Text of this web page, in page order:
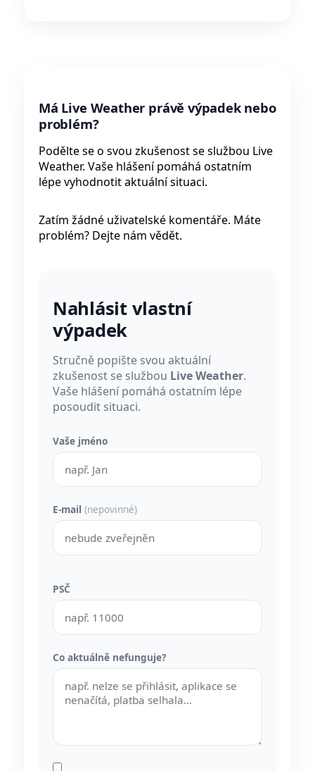
Má Live Weather právě výpadek nebo
problém?
Podělte se o svou zkušenost se službou Live
Weather. Vaše hlášení pomáhá ostatním
lépe vyhodnotit aktuální situaci.
Zatím žádné uživatelské komentáře. Máte
problém? Dejte nám vědět.
Nahlásit vlastní
výpadek
Stručně popište svou aktuální
zkušenost se službou Live Weather.
Vaše hlášení pomáhá ostatním lépe
posoudit situaci.
Vaše jméno
E-mail (nepovinné)
PSČ
Co aktuálně nefunguje?